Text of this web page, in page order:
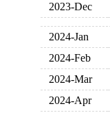
2023-Dec
2024-Jan
2024-Feb
2024-Mar
2024-Apr